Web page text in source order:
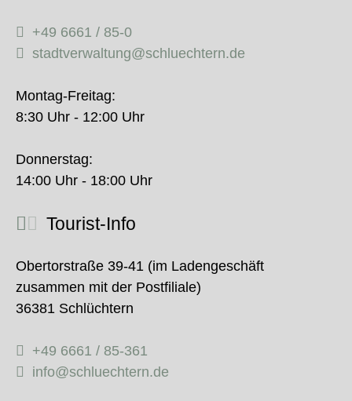
+49 6661 / 85-0
stadtverwaltung@schluechtern.de
Montag-Freitag:
8:30 Uhr - 12:00 Uhr
Donnerstag:
14:00 Uhr - 18:00 Uhr
Tourist-Info
Obertorstraße 39-41 (im Ladengeschäft
zusammen mit der Postfiliale)
36381 Schlüchtern
+49 6661 / 85-361
info@schluechtern.de